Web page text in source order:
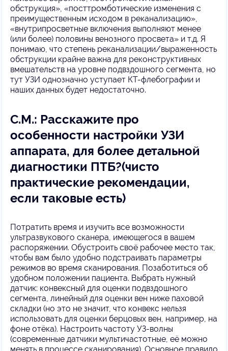
обструкция», «посттромботические изменения с
преимущественным исходом в реканализацию»,
«внутрипросветные включения выполняют менее
(или более) половины венозного просвета» и т.д. Я
понимаю, что степень реканализации/выраженность
обструкции крайне важна для реконструктивных
вмешательств на уровне подвздошного сегмента, но
тут УЗИ однозначно уступает КТ-флебографии и
наших данных будет недостаточно.
С.М.: Расскажите про
особенности настройки УЗИ
аппарата, для более детальной
диагностики ПТБ?(чисто
практические рекомендации,
если таковые есть)
Потратить время и изучить все возможности
ультразвукового сканера, имеющегося в вашем
распоряжении. Обустроить своё рабочее место так,
чтобы вам было удобно подстраивать параметры
режимов во время сканирования. Позаботиться об
удобном положении пациента. Выбрать нужный
датчик: конвексный для оценки подвздошного
сегмента, линейный для оценки вен ниже паховой
складки (но это не значит, что конвекс нельзя
использовать для оценки берцовых вен, например, на
фоне отёка). Настроить частоту УЗ-волны
(современные датчики мультичастотные, её можно